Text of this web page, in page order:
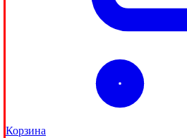
Корзина